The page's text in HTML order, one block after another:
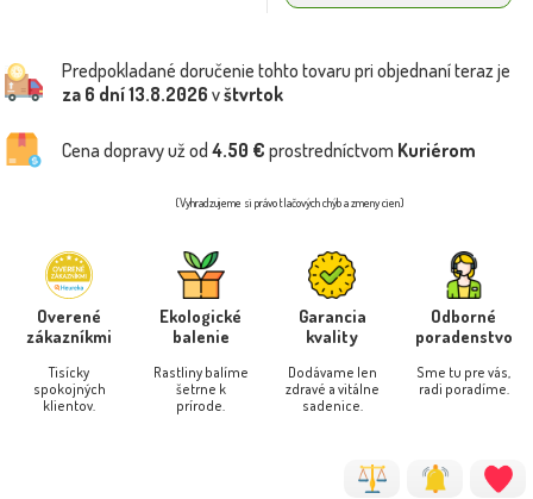
Predpokladané doručenie tohto tovaru pri objednaní teraz je
za 6 dní13.8.2026 vštvrtok
Cena dopravy už od 4.50 € prostredníctvom Kuriérom
(Vyhradzujeme si právo tlačových chýb a zmeny cien)
Overené
zákazníkmi
Tisícky
spokojných
klientov.
Ekologické
balenie
Rastliny balíme
šetrne k
prírode.
Garancia
kvality
Dodávame len
zdravé a vitálne
sadenice.
Odborné
poradenstvo
Sme tu pre vás,
radi poradíme.